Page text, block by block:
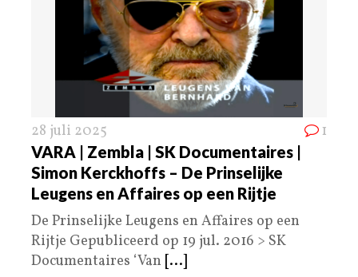
28 juli 2025 1
VARA | Zembla | SK Documentaires |
Simon Kerckhoffs – De Prinselijke
Leugens en Affaires op een Rijtje
De Prinselijke Leugens en Affaires op een
Rijtje Gepubliceerd op 19 jul. 2016 > SK
Documentaires ‘Van [...]